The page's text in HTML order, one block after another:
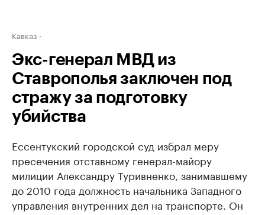
Кавказ
Экс-генерал МВД из
Ставрополья заключен под
стражу за подготовку
убийства
Ессентукский городской суд избрал меру
пресечения отставному генерал-майору
милиции Александру Туривненко, занимавшему
до 2010 года должность начальника Западного
управления внутренних дел на транспорте. Он